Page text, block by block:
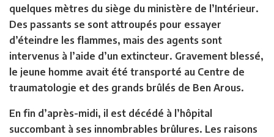
quelques mètres du siège du ministère de l’Intérieur.
Des passants se sont attroupés pour essayer
d’éteindre les flammes, mais des agents sont
intervenus à l’aide d’un extincteur. Gravement blessé,
le jeune homme avait été transporté au Centre de
traumatologie et des grands brûlés de Ben Arous.
En fin d’après-midi, il est décédé à l’hôpital
succombant à ses innombrables brûlures. Les raisons